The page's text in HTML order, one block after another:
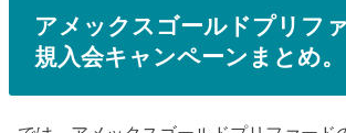
アメックスゴールドプリフ
規入会キャンペーンまとめ。